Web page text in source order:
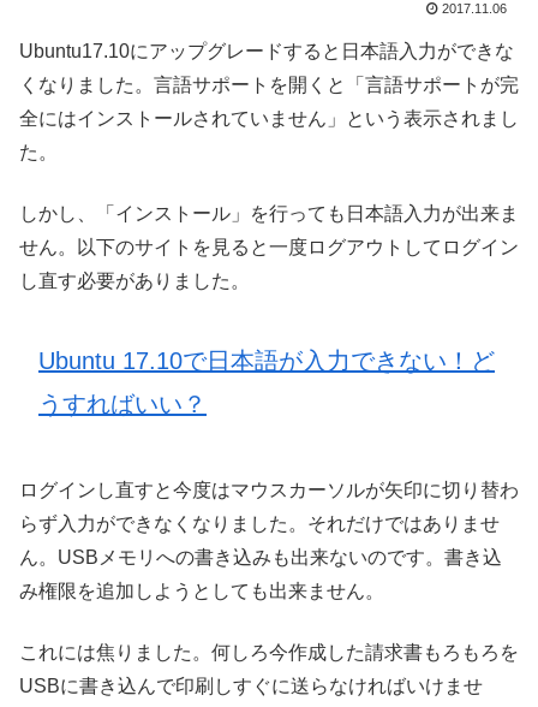
2017.11.06
Ubuntu17.10にアップグレードすると日本語入力ができな
くなりました。言語サポートを開くと「言語サポートが完
全にはインストールされていません」という表示されまし
た。
しかし、「インストール」を行っても日本語入力が出来ま
せん。以下のサイトを見ると一度ログアウトしてログイン
し直す必要がありました。
Ubuntu 17.10で日本語が入力できない！ど
うすればいい？
ログインし直すと今度はマウスカーソルが矢印に切り替わ
らず入力ができなくなりました。それだけではありませ
ん。USBメモリへの書き込みも出来ないのです。書き込
み権限を追加しようとしても出来ません。
これには焦りました。何しろ今作成した請求書もろもろを
USBに書き込んで印刷しすぐに送らなければいけませ